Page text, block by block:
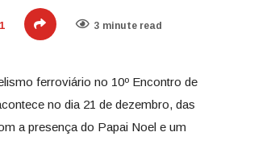
3 minute read
ferroviário no 10º Encontro de
no dia 21 de dezembro, das
a presença do Papai Noel e um